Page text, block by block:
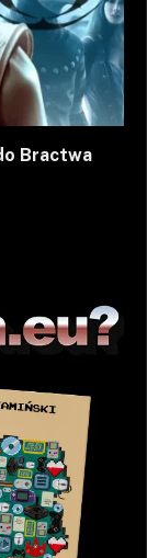
Bractwa